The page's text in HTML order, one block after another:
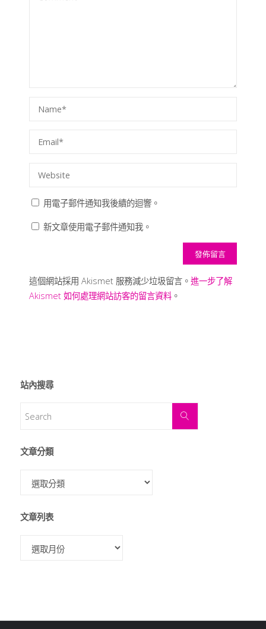
用電子郵件通知我後續的迴響。
新文章使用電子郵件通知我。
這個網站採用 Akismet 服務減少垃圾留言。 進一步了解
Akismet 如何處理網站訪客的留言資料。
站內搜尋
文章分類
文章列表